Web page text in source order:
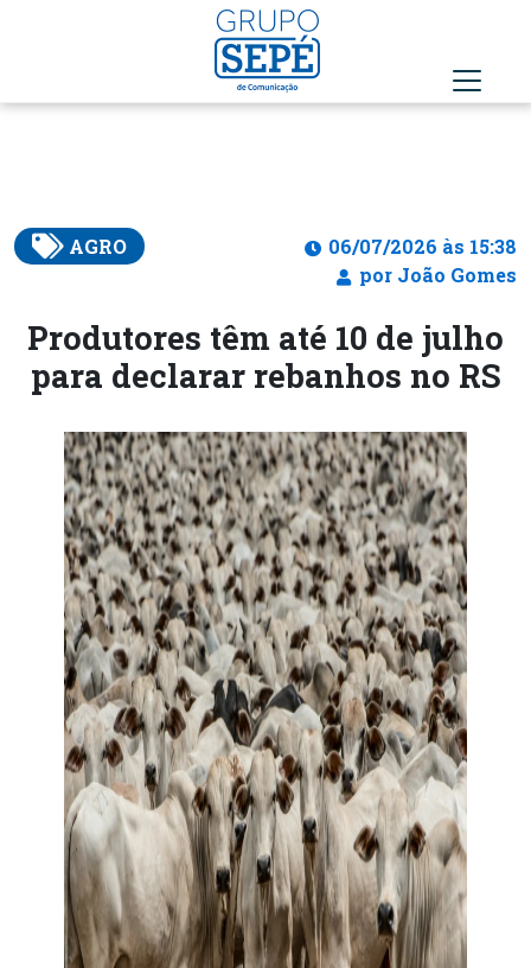
AGRO
06/07/2026 às 15:38
por João Gomes
Produtores têm até 10 de julho
para declarar rebanhos no RS